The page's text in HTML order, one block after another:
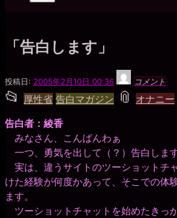
シ
ン
「告白します」
投稿日: 2005年2月10日 00:36
綾
香コメント
📂 投
稿
グ
ル
ー
プ
厚性省 告白マガジン 📎 タ
オナニー
告白者：綾香
みなさん、こんばんわぁ
一つ、勇気を出して（？）告白します
実は、違うサイトのツーショットチ
けた経験が何度かあって、そこでの体
ます。
ツーショットチャットを始めたきっ